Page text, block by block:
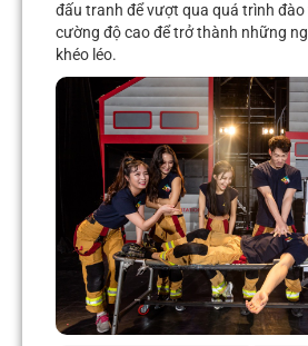
đấu tranh để vượt qua quá trình đào
cường độ cao để trở thành những
khéo léo.